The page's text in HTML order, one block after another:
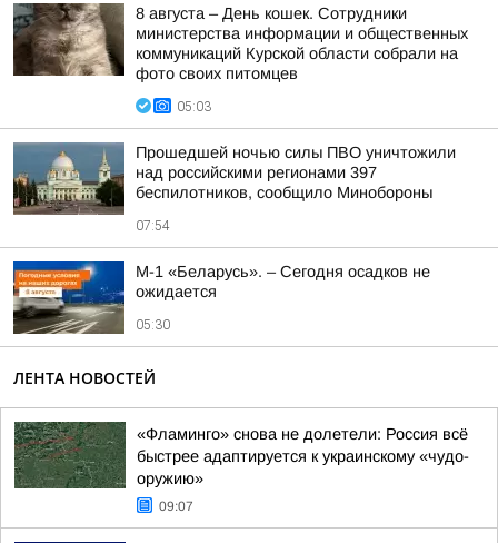
8 августа – День кошек. Сотрудники
министерства информации и общественных
коммуникаций Курской области собрали на
фото своих питомцев
05:03
Прошедшей ночью силы ПВО уничтожили
над российскими регионами 397
беспилотников, сообщило Минобороны
07:54
М-1 «Беларусь». – Сегодня осадков не
ожидается
05:30
ЛЕНТА НОВОСТЕЙ
«Фламинго» снова не долетели: Россия всё
быстрее адаптируется к украинскому «чудо-
оружию»
09:07